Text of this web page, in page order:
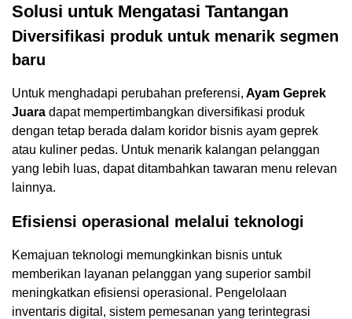
Solusi untuk Mengatasi Tantangan
Diversifikasi produk untuk menarik segmen
baru
Untuk menghadapi perubahan preferensi, Ayam Geprek
Juara dapat mempertimbangkan diversifikasi produk
dengan tetap berada dalam koridor bisnis ayam geprek
atau kuliner pedas. Untuk menarik kalangan pelanggan
yang lebih luas, dapat ditambahkan tawaran menu relevan
lainnya.
Efisiensi operasional melalui teknologi
Kemajuan teknologi memungkinkan bisnis untuk
memberikan layanan pelanggan yang superior sambil
meningkatkan efisiensi operasional. Pengelolaan
inventaris digital, sistem pemesanan yang terintegrasi